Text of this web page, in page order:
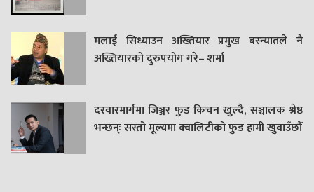
मलाई सिध्याउन अख्तियार प्रमुख बस्न्यातले नै
अख्तियारको दुरुपयोग गरे– शर्मा
दरवारमार्गमा जिञ्जर फुड किचन खुल्दै, सञ्चालक श्रेष्ठ
भन्छन्ः सस्तो मूल्यमा क्वालिटीको फुड हामी खुवाउँछौं